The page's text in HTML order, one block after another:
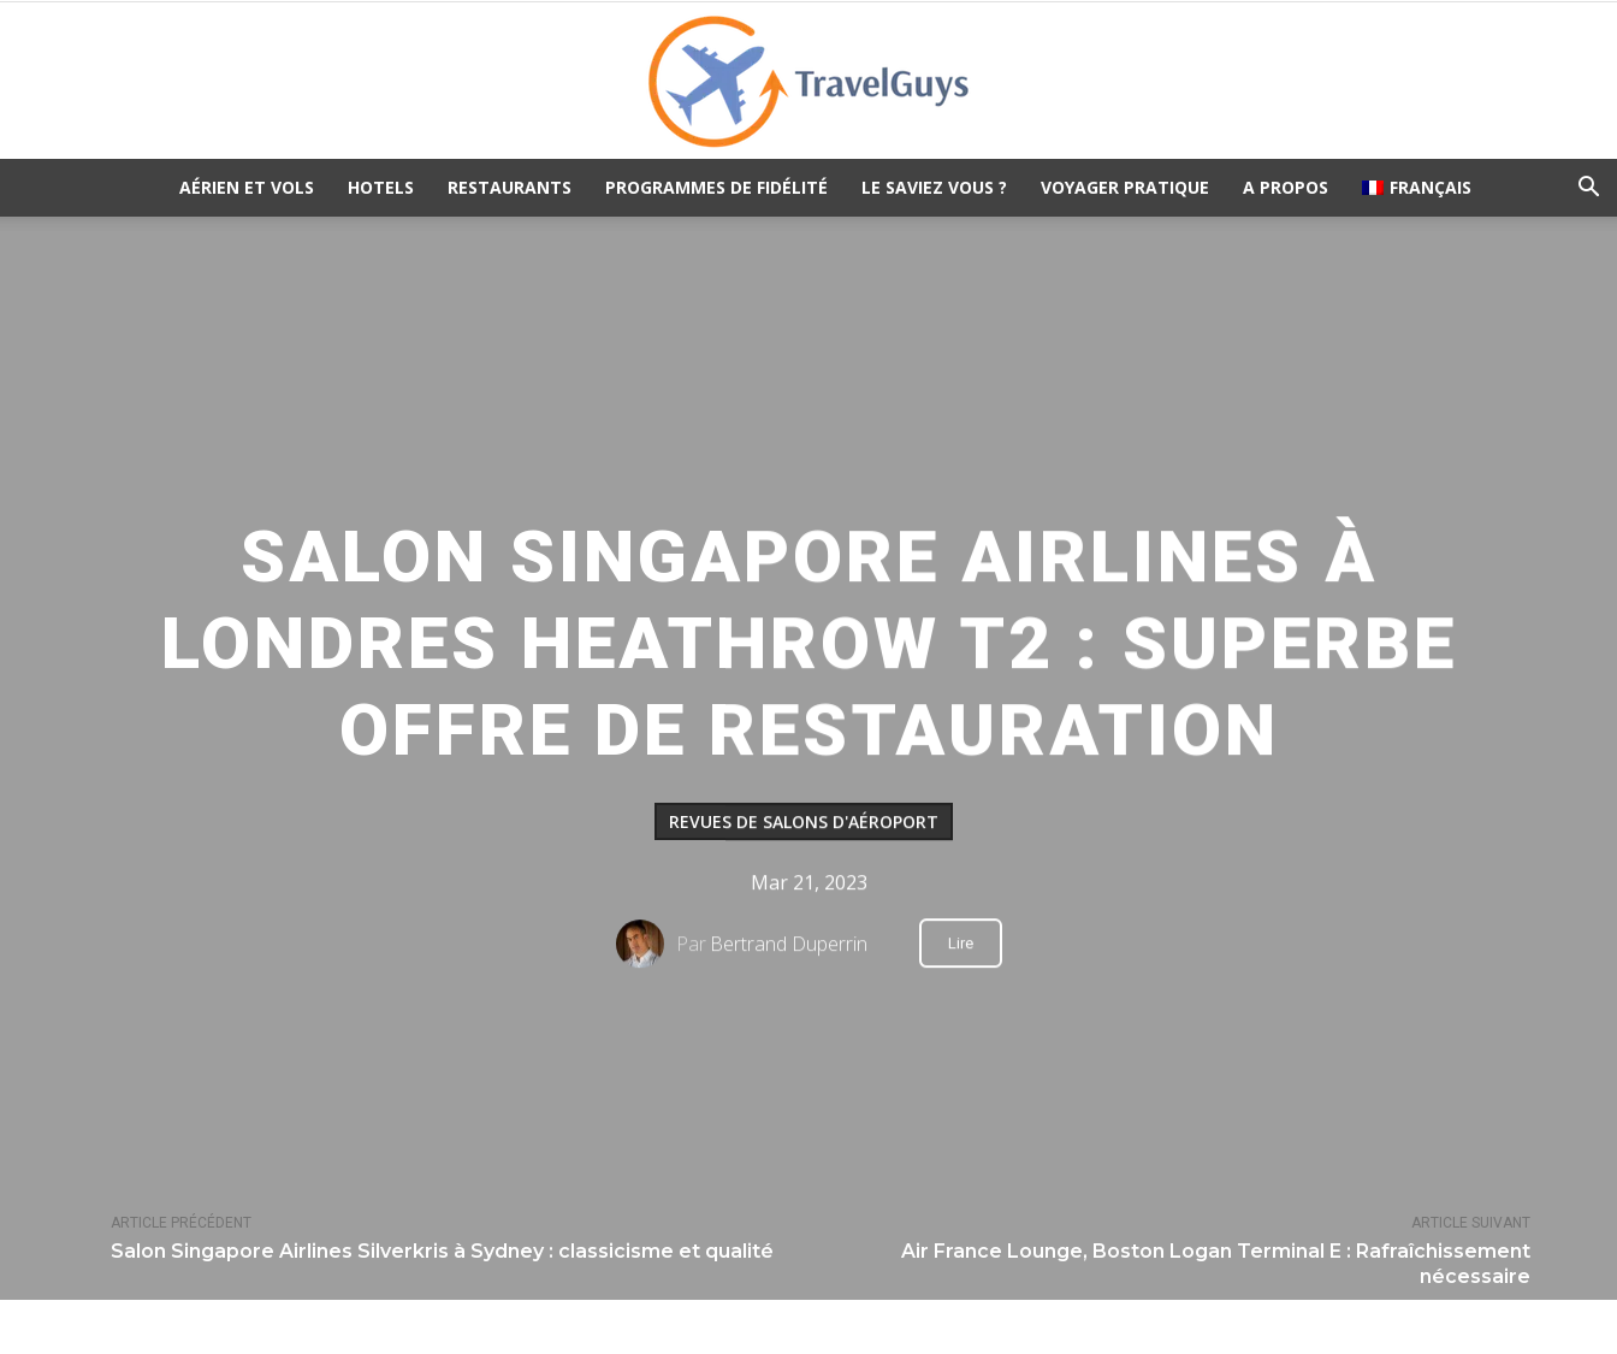
AÉRIEN ET VOLS HOTELS RESTAURANTS PROGRAMMES DE FIDÉLITÉ LE SAVIEZ VOUS ? VOYAGER PRATIQUE A PROPOS FRANÇAIS
ARTICLE PRÉCÉDENT
Salon Singapore Airlines Silverkris à Sydney : classicisme et qualité
ARTICLE SUIVANT
Air France Lounge, Boston Logan Terminal E : Rafraîchissement
nécessaire
SALON SINGAPORE AIRLINES À
LONDRES HEATHROW T2 : SUPERBE
OFFRE DE RESTAURATION
REVUES DE SALONS D'AÉROPORT
Mar 21, 2023
Par Bertrand Duperrin Lire